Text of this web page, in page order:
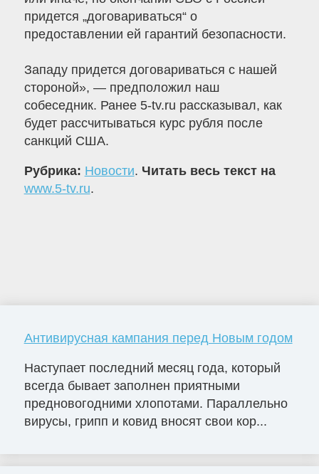
придется „договариваться“ о
предоставлении ей гарантий безопасности.
Западу придется договариваться с нашей
стороной», — предположил наш
собеседник. Ранее 5-tv.ru рассказывал, как
будет рассчитываться курс рубля после
санкций США.
Рубрика: Новости. Читать весь текст на
www.5-tv.ru.
Антивирусная кампания перед Новым годом
Наступает последний месяц года, который
всегда бывает заполнен приятными
предновогодними хлопотами. Параллельно
вирусы, грипп и ковид вносят свои кор...